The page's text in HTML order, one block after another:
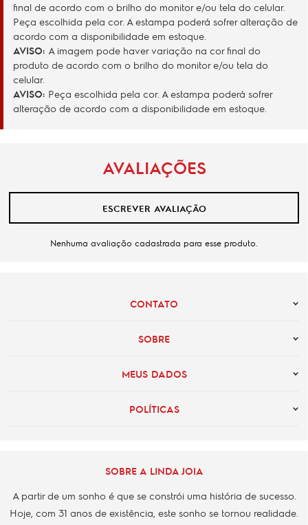
final de acordo com o brilho do monitor e/ou tela do celular.
Peça escolhida pela cor. A estampa poderá sofrer alteração de
acordo com a disponibilidade em estoque.
AVISO: A imagem pode haver variação na cor final do
produto de acordo com o brilho do monitor e/ou tela do
celular.
AVISO: Peça escolhida pela cor. A estampa poderá sofrer
alteração de acordo com a disponibilidade em estoque.
AVALIAÇÕES
ESCREVER AVALIAÇÃO
Nenhuma avaliação cadastrada para esse produto.
CONTATO
SOBRE
MEUS DADOS
POLÍTICAS
SOBRE A LINDA JOIA
A partir de um sonho é que se constrói uma história de sucesso.
Hoje, com 31 anos de existência, este sonho se tornou realidade.